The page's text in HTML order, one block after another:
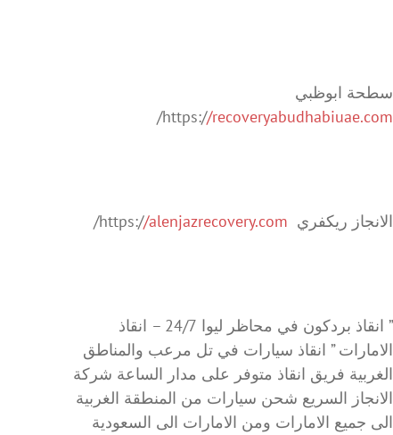
سطحة ابوظبي
https://recoveryabudhabiuae.com
/
الانجاز ريكفري https:/ /alenjazrecovery.com
/
” انقاذ بردكون في محاظر ليوا 24/7 – انقاذ
الامارات ” انقاذ سيارات في تل مرعب والمناطق
الغربية فريق انقاذ متوفر على مدار الساعة شركة
الانجاز السريع شحن سيارات من المنطقة الغربية
الى جميع الامارات ومن الامارات الى السعودية